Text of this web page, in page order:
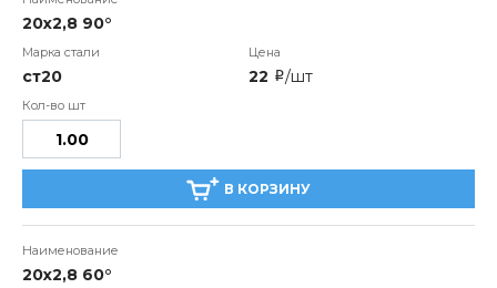
20x2,8 90°
ст20 22 i/шт
В КОРЗИНУ
20x2,8 60°